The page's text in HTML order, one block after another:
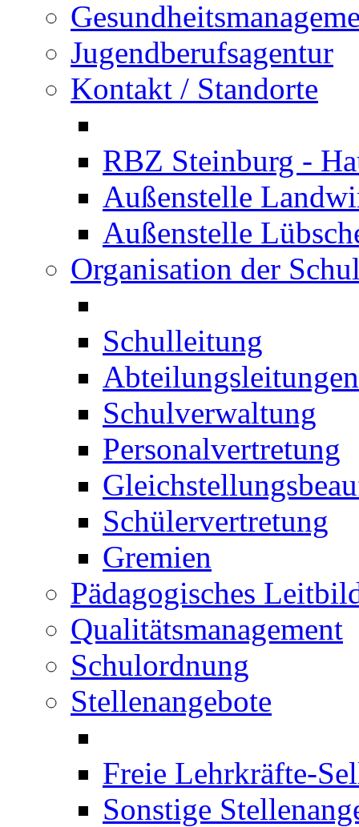
Jugendberufsagentur
Kontakt / Standorte
RBZ Steinburg -
Außenstelle
Außenstelle
Organisation der
Schulleitung
Abteilungsleitungen
Schulverwaltung
Personalvertretung
Schülervertretung
Gremien
Pädagogisches
Qualitätsmanagement
Schulordnung
Stellenangebote
Freie Lehrkräfte-
Sonstige